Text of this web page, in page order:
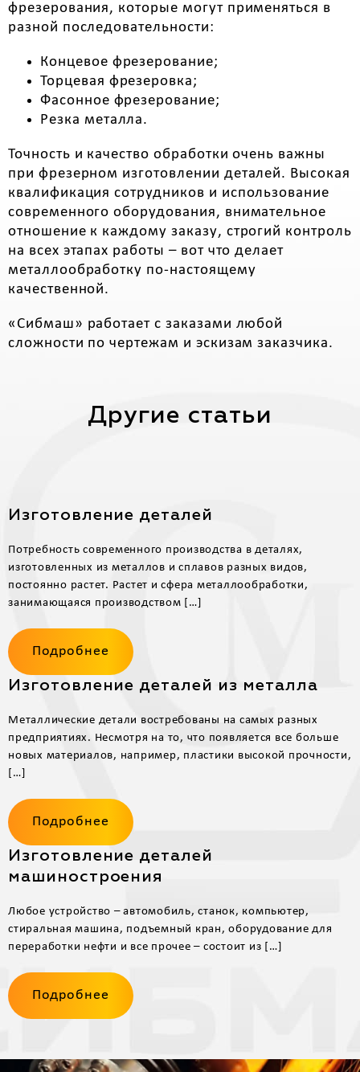
фрезерования, которые могут применяться в
разной последовательности:
Концевое фрезерование;
Торцевая фрезеровка;
Фасонное фрезерование;
Резка металла.
Точность и качество обработки очень важны
при фрезерном изготовлении деталей. Высокая
квалификация сотрудников и использование
современного оборудования, внимательное
отношение к каждому заказу, строгий контроль
на всех этапах работы – вот что делает
металлообработку по-настоящему
качественной.
«Сибмаш» работает с заказами любой
сложности по чертежам и эскизам заказчика.
Другие статьи
Изготовление деталей
Потребность современного производства в деталях,
изготовленных из металлов и сплавов разных видов,
постоянно растет. Растет и сфера металлообработки,
занимающаяся производством […]
Подробнее
Изготовление деталей из металла
Металлические детали востребованы на самых разных
предприятиях. Несмотря на то, что появляется все больше
новых материалов, например, пластики высокой прочности,
[…]
Подробнее
Изготовление деталей
машиностроения
Любое устройство – автомобиль, станок, компьютер,
стиральная машина, подъемный кран, оборудование для
переработки нефти и все прочее – состоит из […]
Подробнее